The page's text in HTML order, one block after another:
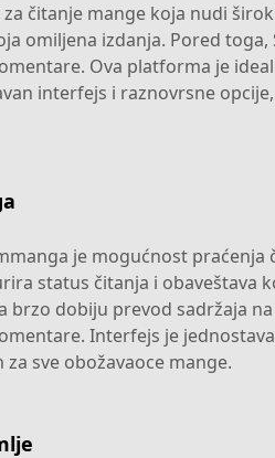
čitanje mange koja nudi
omiljena izdanja. Pored
Ova platforma je
interfejs i raznovrsne
je mogućnost
status čitanja i obaveštava
brzo dobiju prevod sadržaja
Interfejs je
sve obožavaoce mange.